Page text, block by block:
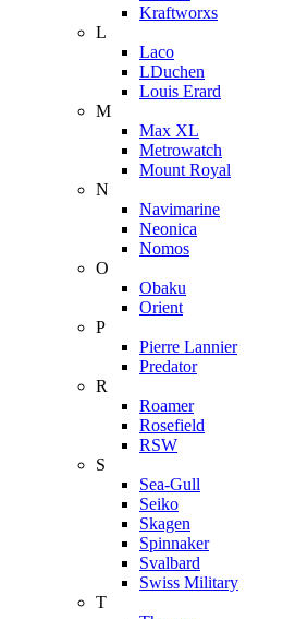
Kraftworxs
L
Laco
LDuchen
Louis Erard
M
Max XL
Metrowatch
Mount Royal
N
Navimarine
Neonica
Nomos
O
Obaku
Orient
P
Pierre Lannier
Predator
R
Roamer
Rosefield
RSW
S
Sea-Gull
Seiko
Skagen
Spinnaker
Svalbard
Swiss Military
T